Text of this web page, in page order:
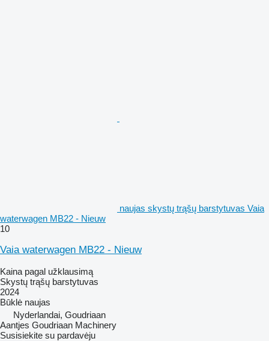
naujas skystų trąšų barstytuvas Vaia
waterwagen MB22 - Nieuw
10
Vaia waterwagen MB22 - Nieuw
Kaina pagal užklausimą
Skystų trąšų barstytuvas
2024
Būklė naujas
Nyderlandai, Goudriaan
Aantjes Goudriaan Machinery
Susisiekite su pardavėju